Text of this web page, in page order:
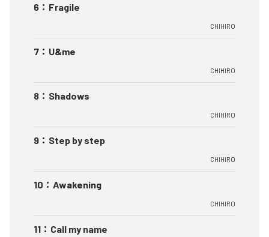
6 ： Fragile
CHIHIRO
7 ： U&me
CHIHIRO
8 ： Shadows
CHIHIRO
9 ： Step by step
CHIHIRO
10 ： Awakening
CHIHIRO
11 ： Call my name